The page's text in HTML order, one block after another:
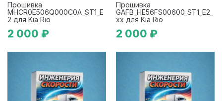
Прошивка
MHCR0E506Q000C0A_ST1_E
2 для Kia Rio
2 000 ₽
Прошивка
GAFB_HE56FS00600_ST1_E2_
xx для Kia Rio
2 000 ₽